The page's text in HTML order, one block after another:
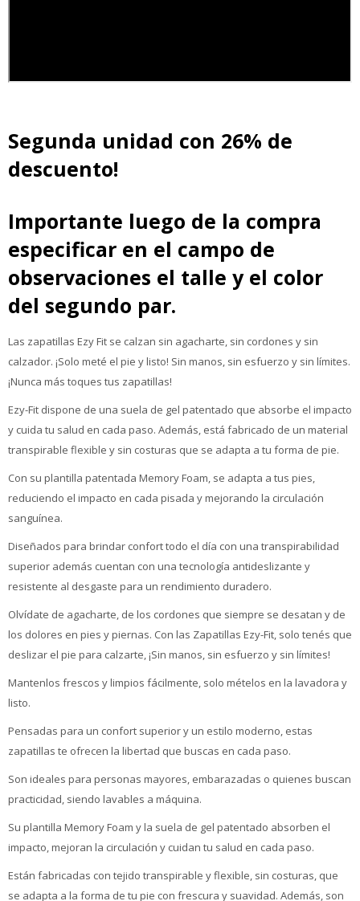
Segunda unidad con 26% de
descuento!
Importante luego de la compra
especificar en el campo de
observaciones el talle y el color
del segundo par.
Las zapatillas Ezy Fit se calzan sin agacharte, sin cordones y sin
calzador. ¡Solo meté el pie y listo! Sin manos, sin esfuerzo y sin límites.
¡Nunca más toques tus zapatillas!
Ezy-Fit dispone de una suela de gel patentado que absorbe el impacto
y cuida tu salud en cada paso. Además, está fabricado de un material
transpirable flexible y sin costuras que se adapta a tu forma de pie.
Con su plantilla patentada Memory Foam, se adapta a tus pies,
reduciendo el impacto en cada pisada y mejorando la circulación
sanguínea.
Diseñados para brindar confort todo el día con una transpirabilidad
superior además cuentan con una tecnología antideslizante y
resistente al desgaste para un rendimiento duradero.
Olvídate de agacharte, de los cordones que siempre se desatan y de
los dolores en pies y piernas. Con las Zapatillas Ezy-Fit, solo tenés que
deslizar el pie para calzarte, ¡Sin manos, sin esfuerzo y sin límites!
Mantenlos frescos y limpios fácilmente, solo mételos en la lavadora y
listo.
Pensadas para un confort superior y un estilo moderno, estas
zapatillas te ofrecen la libertad que buscas en cada paso.
Son ideales para personas mayores, embarazadas o quienes buscan
practicidad, siendo lavables a máquina.
Su plantilla Memory Foam y la suela de gel patentado absorben el
impacto, mejoran la circulación y cuidan tu salud en cada paso.
Están fabricadas con tejido transpirable y flexible, sin costuras, que
se adapta a la forma de tu pie con frescura y suavidad. Además, son